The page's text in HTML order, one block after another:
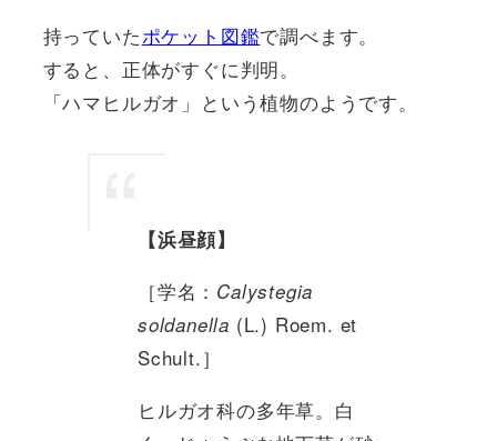
持っていたポケット図鑑で調べます。
すると、正体がすぐに判明。
「ハマヒルガオ」という植物のようです。
【浜昼顔】
［学名： Calystegia
soldanella (L.) Roem. et
Schult.］
ヒルガオ科の多年草。白